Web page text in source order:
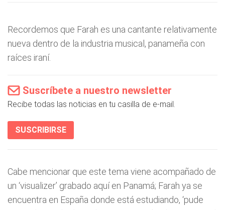
Recordemos que Farah es una cantante relativamente
nueva dentro de la industria musical, panameña con
raíces iraní.
Suscríbete a nuestro newsletter
Recibe todas las noticias en tu casilla de e-mail.
SUSCRIBIRSE
Cabe mencionar que este tema viene acompañado de
un ‘visualizer’ grabado aquí en Panamá; Farah ya se
encuentra en España donde está estudiando, ‘pude